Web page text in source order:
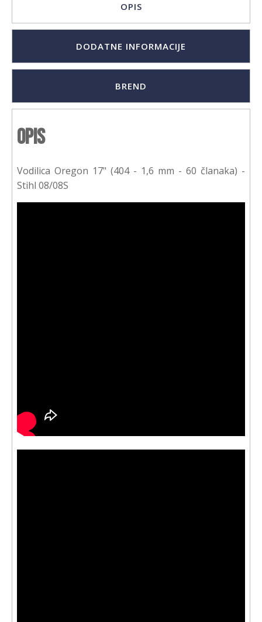
OPIS
DODATNE INFORMACIJE
BREND
Opis
Vodilica Oregon 17" (404 - 1,6 mm - 60 članaka) -
Stihl 08/08S